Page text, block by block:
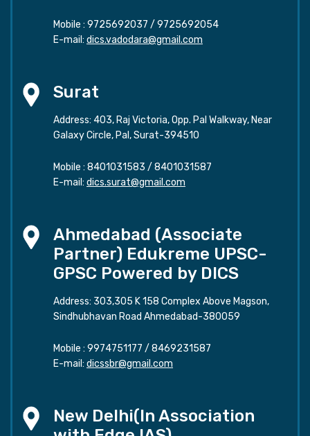
Mobile : 9725692037 / 9725692054
E-mail: dics.vadodara@gmail.com
Surat
Address: 403, Raj Victoria, Opp. Pal Walkway, Near
Galaxy Circle, Pal, Surat-394510
Mobile : 8401031583 / 8401031587
E-mail: dics.surat@gmail.com
Ahmedabad (Associate
Partner) Edukreme UPSC-
GPSC Powered by DICS
Address: 303,305 K 158 Complex Above Magson,
Sindhubhavan Road Ahmedabad-380059
Mobile : 9974751177 / 8469231587
E-mail: dicssbr@gmail.com
New Delhi(In Association